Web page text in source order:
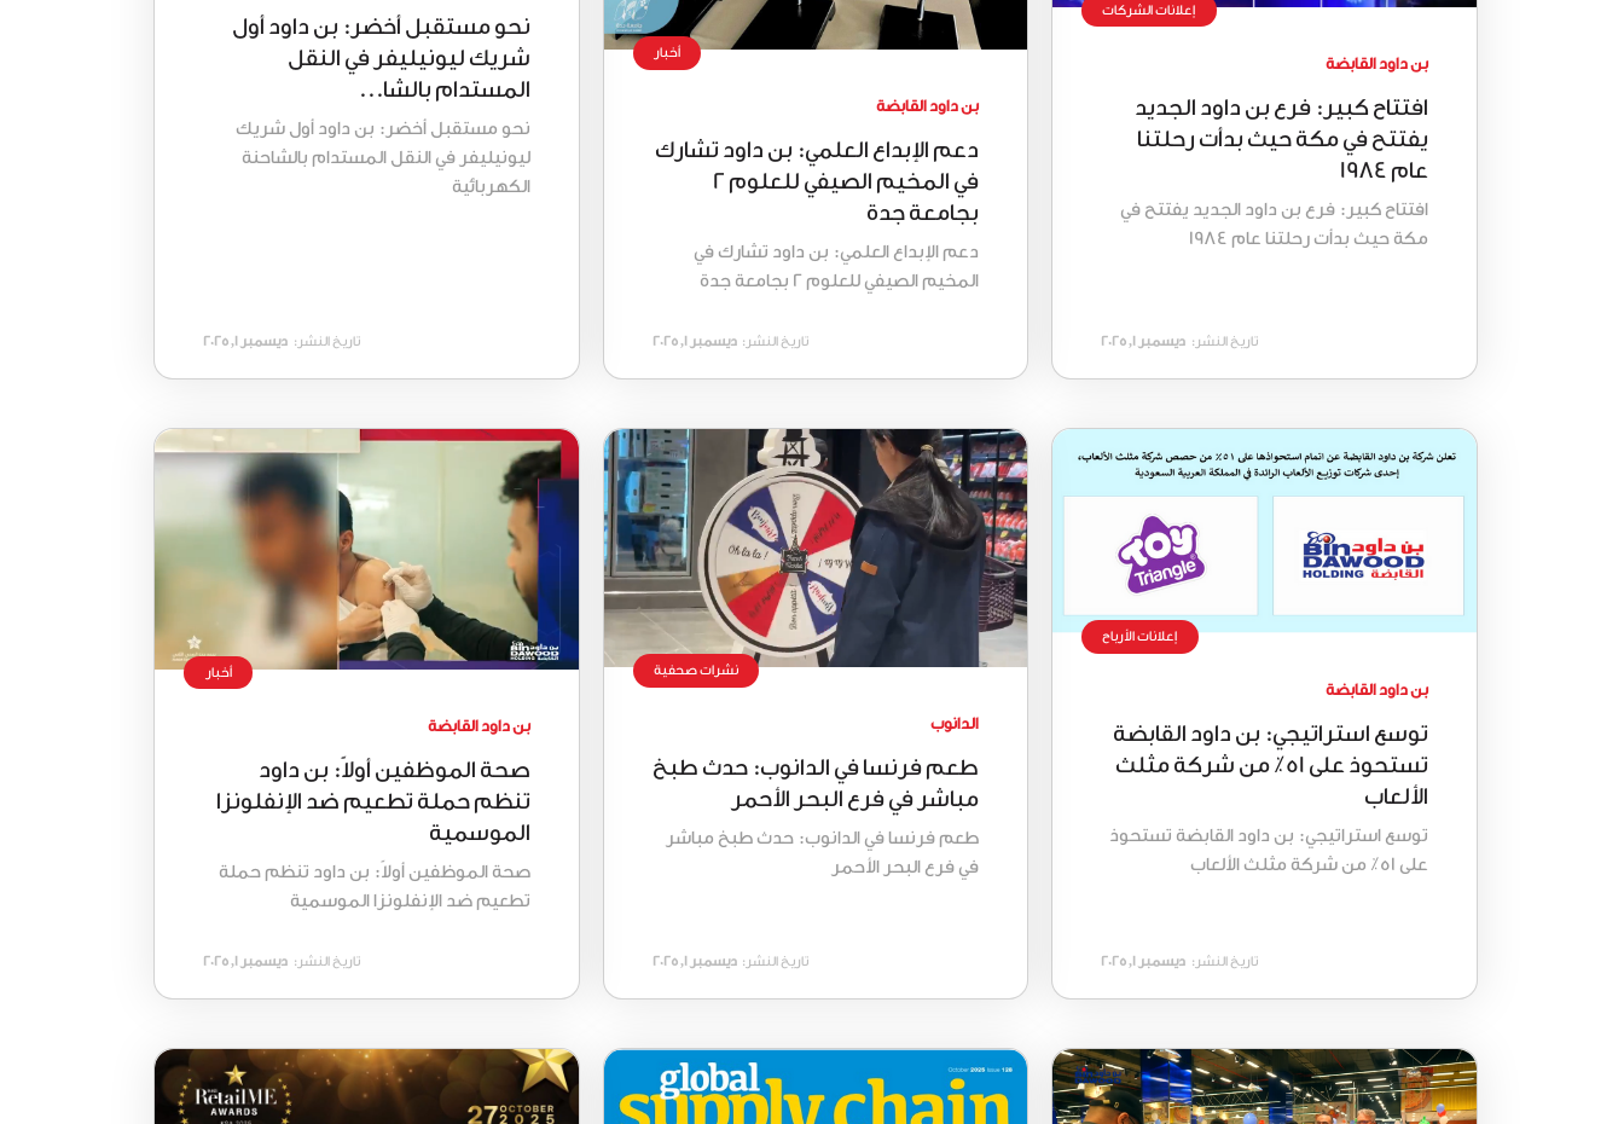
إعلانات الشركات
بن داود القابضة
افتتاح كبير: فرع بن داود الجديد
يفتتح في مكة حيث بدأت رحلتنا
عام 1984
افتتاح كبير: فرع بن داود الجديد يفتتح في
مكة حيث بدأت رحلتنا عام 1984
تاريخ النشر: ديسمبر 1, 2025
أخبار
بن داود القابضة
دعم الإبداع العلمي: بن داود تشارك
في المخيم الصيفي للعلوم 2
بجامعة جدة
دعم الإبداع العلمي: بن داود تشارك في
المخيم الصيفي للعلوم 2 بجامعة جدة
تاريخ النشر: ديسمبر 1, 2025
نحو مستقبل أخضر: بن داود أول
شريك ليونيليفر في النقل
المستدام بالشا...
نحو مستقبل أخضر: بن داود أول شريك
ليونيليفر في النقل المستدام بالشاحنة
الكهربائية
تاريخ النشر: ديسمبر 1, 2025
إعلانات الأرباح
بن داود القابضة
توسع استراتيجي: بن داود القابضة
تستحوذ على 51٪ من شركة مثلث
الألعاب
توسع استراتيجي: بن داود القابضة تستحوذ
على 51٪ من شركة مثلث الألعاب
تاريخ النشر: ديسمبر 1, 2025
نشرات صحفية
الدانوب
طعم فرنسا في الدانوب: حدث طبخ
مباشر في فرع البحر الأحمر
طعم فرنسا في الدانوب: حدث طبخ مباشر
في فرع البحر الأحمر
تاريخ النشر: ديسمبر 1, 2025
أخبار
بن داود القابضة
صحة الموظفين أولاً: بن داود
تنظم حملة تطعيم ضد الإنفلونزا
الموسمية
صحة الموظفين أولاً: بن داود تنظم حملة
تطعيم ضد الإنفلونزا الموسمية
تاريخ النشر: ديسمبر 1, 2025